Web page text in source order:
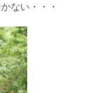
ない・・・